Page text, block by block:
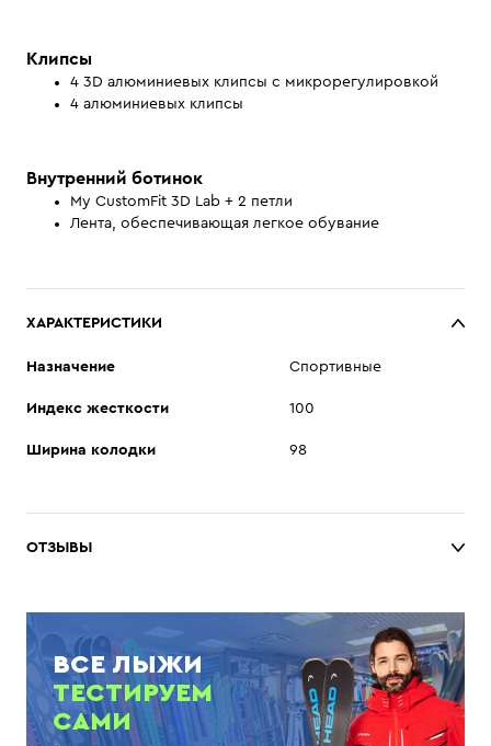
Клипсы
4 3D алюминиевых клипсы с микрорегулировкой
4 алюминиевых клипсы
Внутренний ботинок
My CustomFit 3D Lab + 2 петли
Лента, обеспечивающая легкое обувание
ХАРАКТЕРИСТИКИ
Назначение Спортивные
Индекс жесткости 100
Ширина колодки 98
ОТЗЫВЫ
ВСЕ ЛЫЖИ
ТЕСТИРУЕМ
САМИ